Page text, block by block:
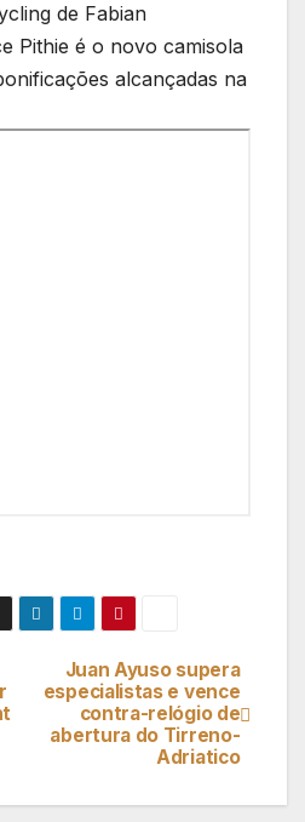
de Fabian
Pithie é o novo camisola
alcançadas na
Juan Ayuso supera
especialistas e vence
contra-relógio de
abertura do Tirreno-
Adriatico